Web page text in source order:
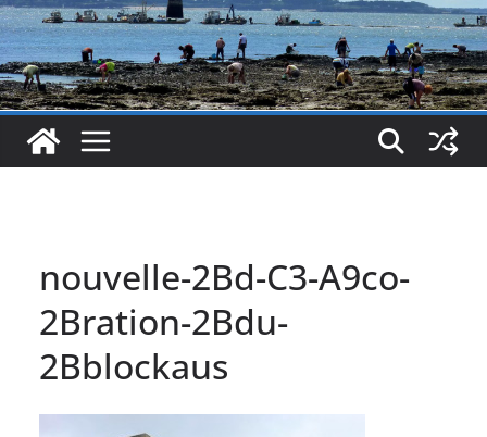
nouvelle-2Bd-C3-A9co-
2Bration-2Bdu-
2Bblockaus